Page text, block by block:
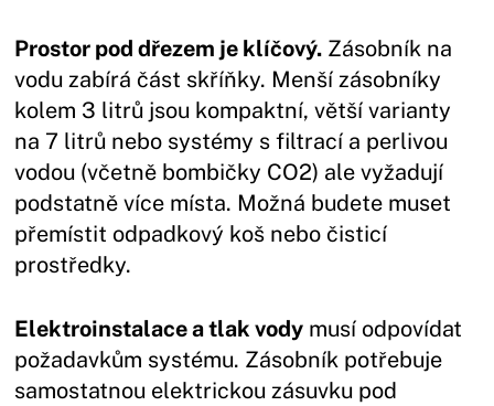
Prostor pod dřezem je klíčový. Zásobník na
vodu zabírá část skříňky. Menší zásobníky
kolem 3 litrů jsou kompaktní, větší varianty
na 7 litrů nebo systémy s filtrací a perlivou
vodou (včetně bombičky CO2) ale vyžadují
podstatně více místa. Možná budete muset
přemístit odpadkový koš nebo čisticí
prostředky.
Elektroinstalace a tlak vody musí odpovídat
požadavkům systému. Zásobník potřebuje
samostatnou elektrickou zásuvku pod